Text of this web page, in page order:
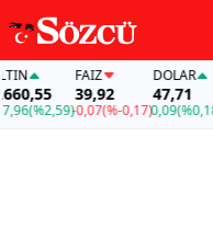
(%2,59)
FAİZ
39,92
-0,07(%-0,17)
DOLAR
47,71
0,09(%0,18)